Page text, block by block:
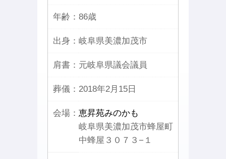
年齢： 86歳
出身： 岐阜県美濃加茂市
肩書： 元岐阜県議会議員
葬儀： 2018年2月15日
会場： 恵昇苑みのかも
岐阜県美濃加茂市蜂屋町
中蜂屋３０７３−１